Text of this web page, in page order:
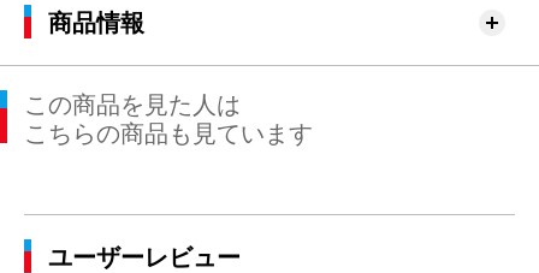
商品情報
この商品を見た人は
こちらの商品も見ています
ユーザーレビュー